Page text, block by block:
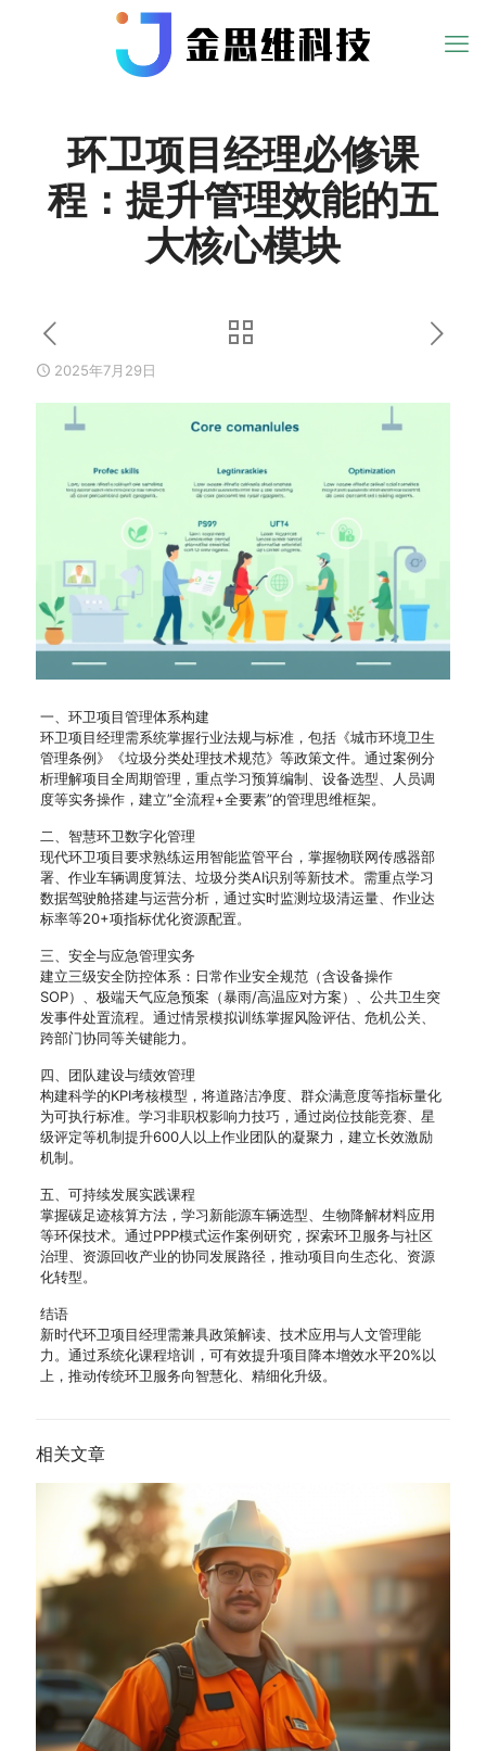
环卫项目经理必修课
程：提升管理效能的五
大核心模块
2025年7月29日
一、环卫项目管理体系构建
环卫项目经理需系统掌握行业法规与标准，包括《城市环境卫生
管理条例》《垃圾分类处理技术规范》等政策文件。通过案例分
析理解项目全周期管理，重点学习预算编制、设备选型、人员调
度等实务操作，建立”全流程+全要素”的管理思维框架。
二、智慧环卫数字化管理
现代环卫项目要求熟练运用智能监管平台，掌握物联网传感器部
署、作业车辆调度算法、垃圾分类AI识别等新技术。需重点学习
数据驾驶舱搭建与运营分析，通过实时监测垃圾清运量、作业达
标率等20+项指标优化资源配置。
三、安全与应急管理实务
建立三级安全防控体系：日常作业安全规范（含设备操作
SOP）、极端天气应急预案（暴雨/高温应对方案）、公共卫生突
发事件处置流程。通过情景模拟训练掌握风险评估、危机公关、
跨部门协同等关键能力。
四、团队建设与绩效管理
构建科学的KPI考核模型，将道路洁净度、群众满意度等指标量化
为可执行标准。学习非职权影响力技巧，通过岗位技能竞赛、星
级评定等机制提升600人以上作业团队的凝聚力，建立长效激励
机制。
五、可持续发展实践课程
掌握碳足迹核算方法，学习新能源车辆选型、生物降解材料应用
等环保技术。通过PPP模式运作案例研究，探索环卫服务与社区
治理、资源回收产业的协同发展路径，推动项目向生态化、资源
化转型。
结语
新时代环卫项目经理需兼具政策解读、技术应用与人文管理能
力。通过系统化课程培训，可有效提升项目降本增效水平20%以
上，推动传统环卫服务向智慧化、精细化升级。
相关文章